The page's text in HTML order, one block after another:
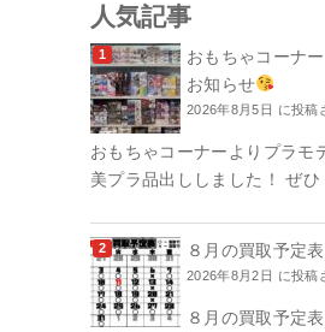
人気記事
おもちゃコーナ
お知らせ
2026年8月5日 に投稿
おもちゃコーナーよりプラモ
美プラ品出ししました！ ぜひ
８月の買取予定
2026年8月2日 に投稿
８月の買取予定